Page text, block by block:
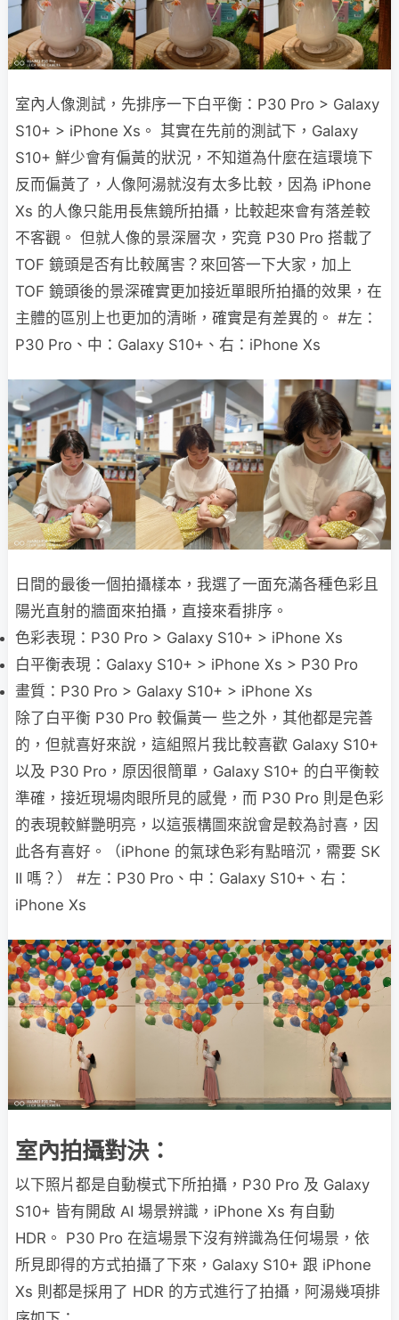
室內人像測試，先排序一下白平衡：P30 Pro > Galaxy
S10+ > iPhone Xs。 其實在先前的測試下，Galaxy
S10+ 鮮少會有偏黃的狀況，不知道為什麼在這環境下
反而偏黃了，人像阿湯就沒有太多比較，因為 iPhone
Xs 的人像只能用長焦鏡所拍攝，比較起來會有落差較
不客觀。 但就人像的景深層次，究竟 P30 Pro 搭載了
TOF 鏡頭是否有比較厲害？來回答一下大家，加上
TOF 鏡頭後的景深確實更加接近單眼所拍攝的效果，在
主體的區別上也更加的清晰，確實是有差異的。 #左：
P30 Pro、中：Galaxy S10+、右：iPhone Xs
日間的最後一個拍攝樣本，我選了一面充滿各種色彩且
陽光直射的牆面來拍攝，直接來看排序。
色彩表現：P30 Pro > Galaxy S10+ > iPhone Xs
白平衡表現：Galaxy S10+ > iPhone Xs > P30 Pro
畫質：P30 Pro > Galaxy S10+ > iPhone Xs
除了白平衡 P30 Pro 較偏黃一 些之外，其他都是完善
的，但就喜好來說，這組照片我比較喜歡 Galaxy S10+
以及 P30 Pro，原因很簡單，Galaxy S10+ 的白平衡較
準確，接近現場肉眼所見的感覺，而 P30 Pro 則是色彩
的表現較鮮艷明亮，以這張構圖來說會是較為討喜，因
此各有喜好。（iPhone 的氣球色彩有點暗沉，需要 SK
II 嗎？） #左：P30 Pro、中：Galaxy S10+、右：
iPhone Xs
室內拍攝對決：
以下照片都是自動模式下所拍攝，P30 Pro 及 Galaxy
S10+ 皆有開啟 AI 場景辨識，iPhone Xs 有自動
HDR。 P30 Pro 在這場景下沒有辨識為任何場景，依
所見即得的方式拍攝了下來，Galaxy S10+ 跟 iPhone
Xs 則都是採用了 HDR 的方式進行了拍攝，阿湯幾項排